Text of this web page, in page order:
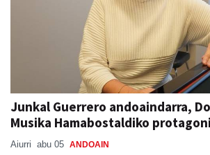
Junkal Guerrero andoaindarra,
Musika Hamabostaldiko
Aiurri abu 05 ANDOAIN